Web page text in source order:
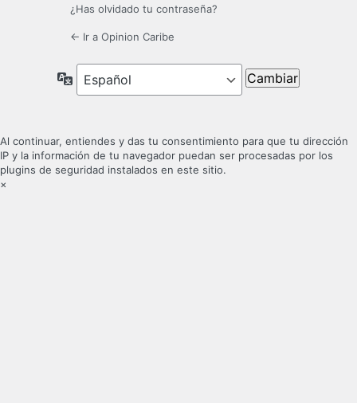
¿Has olvidado tu contraseña?
← Ir a Opinion Caribe
Idioma
Al continuar, entiendes y das tu consentimiento para que tu dirección
IP y la información de tu navegador puedan ser procesadas por los
plugins de seguridad instalados en este sitio.
×